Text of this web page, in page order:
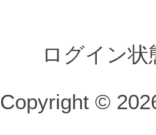
ログイン
Copyright ©